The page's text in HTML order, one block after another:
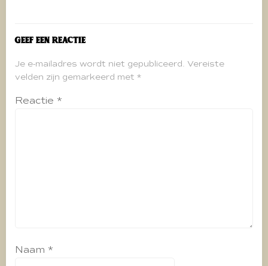
Geef een reactie
Je e-mailadres wordt niet gepubliceerd. Vereiste
velden zijn gemarkeerd met *
Reactie *
Naam *